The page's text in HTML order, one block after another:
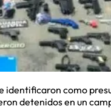
identificaron como
detenidos en un